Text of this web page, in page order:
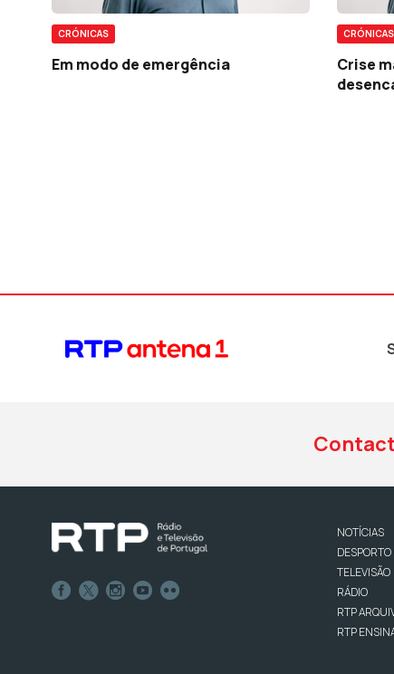
CRÓNICAS
Em modo de emergência
CRÓNICAS
Crise
NOTÍCIAS
DESPORTO
TELEVISÃO
RÁDIO
RTP
RTP